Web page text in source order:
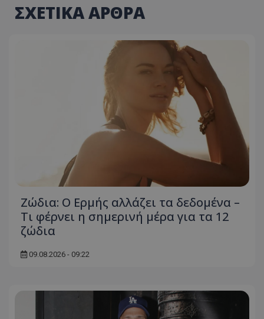
ΣΧΕΤΙΚΑ ΑΡΘΡΑ
Ζώδια: Ο Ερμής αλλάζει τα δεδομένα –
Τι φέρνει η σημερινή μέρα για τα 12
ζώδια
09.08.2026 - 09:22